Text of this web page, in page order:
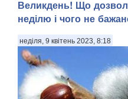
Великдень! Що
неділю і чого не
неділя, 9 квітень 2023, 8:18